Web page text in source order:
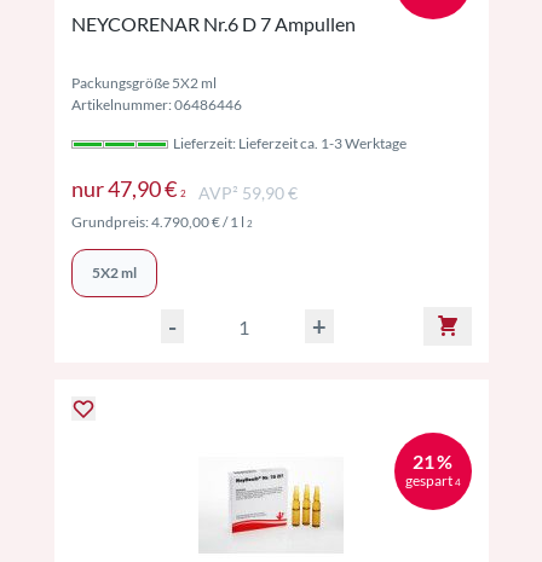
NEYCORENAR Nr.6 D 7 Ampullen
Packungsgröße 5X2 ml
Artikelnummer: 06486446
Lieferzeit: Lieferzeit ca. 1-3 Werktage
nur47,90 € 2Preise inkl. MwSt. ggf. zzgl. Versand
AVP² 59,90 €
Grundpreis:4.790,00 €/ 1 l 2Preise inkl. MwSt. ggf. zzgl. Versand
5X2 ml
- +
21 %
gespart 4